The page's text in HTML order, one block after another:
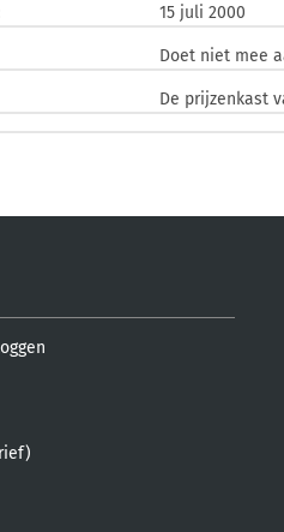
15 juli 2000
Doet niet mee
De prijzenkast